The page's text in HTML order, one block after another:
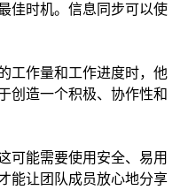
佳时机。信息同步可以使
工作量和工作进度时，他
创造一个积极、协作性和
可能需要使用安全、易用
能让团队成员放心地分享